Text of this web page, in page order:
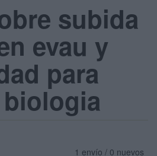
subida
evau y
para
1 envío / 0 nuevos